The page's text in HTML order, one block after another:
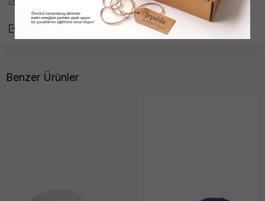
Benzer Ürünler